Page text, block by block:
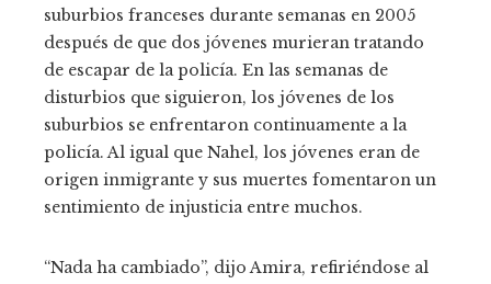
suburbios franceses durante semanas en 2005
después de que dos jóvenes murieran tratando
de escapar de la policía. En las semanas de
disturbios que siguieron, los jóvenes de los
suburbios se enfrentaron continuamente a la
policía. Al igual que Nahel, los jóvenes eran de
origen inmigrante y sus muertes fomentaron un
sentimiento de injusticia entre muchos.
“Nada ha cambiado”, dijo Amira, refiriéndose al